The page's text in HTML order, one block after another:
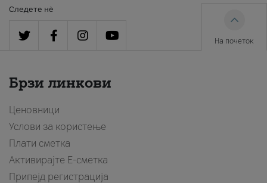
Следете нè
На почеток
Брзи линкови
Ценовници
Услови за користење
Плати сметка
Активирајте Е-сметка
Припејд регистрација